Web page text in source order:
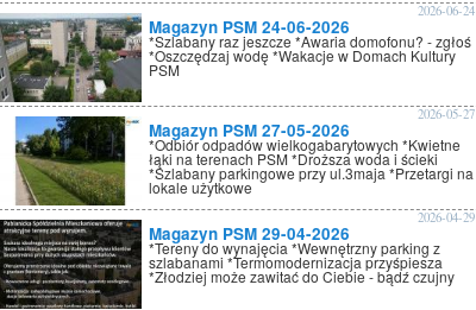
Magazyn PSM 24-06-2026
2026-06-24
*Szlabany raz jeszcze *Awaria domofonu? - zgłoś
*Oszczędzaj wodę *Wakacje w Domach Kultury
PSM
Magazyn PSM 27-05-2026
2026-05-27
*Odbiór odpadów wielkogabarytowych *Kwietne
łąki na terenach PSM *Droższa woda i ścieki
*Szlabany parkingowe przy ul.3maja *Przetargi na
lokale użytkowe
Magazyn PSM 29-04-2026
2026-04-29
*Tereny do wynajęcia *Wewnętrzny parking z
szlabanami *Termomodernizacja przyśpiesza
*Złodziej może zawitać do Ciebie - bądź czujny